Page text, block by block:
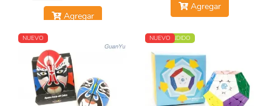
Agregar
Agregar
NUEVO MÁS VENDIDO
NUEVO